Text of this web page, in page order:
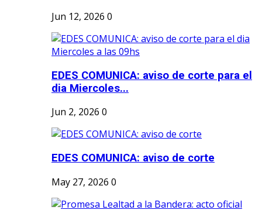
Jun 12, 2026 0
EDES COMUNICA: aviso de corte para el
dia Miercoles...
Jun 2, 2026 0
EDES COMUNICA: aviso de corte
May 27, 2026 0